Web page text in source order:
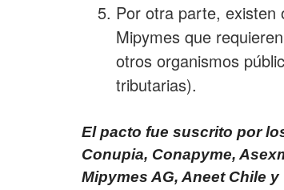
Por otra parte, existen
Mipymes que
otros organismos
tributarias).
El pacto fue suscrito por
Conupia, Conapyme,
Mipymes AG, Aneet Chile